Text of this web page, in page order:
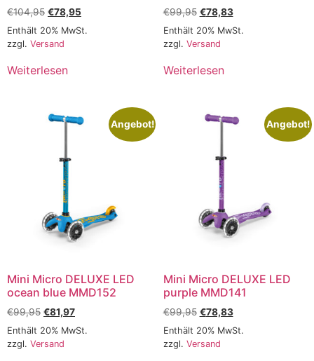
€104,95 €78,95
Enthält 20% MwSt.
zzgl. Versand
Weiterlesen
€99,95 €78,83
Enthält 20% MwSt.
zzgl. Versand
Weiterlesen
Angebot!
Mini Micro DELUXE LED
ocean blue MMD152
€99,95 €81,97
Enthält 20% MwSt.
zzgl. Versand
Angebot!
Mini Micro DELUXE LED
purple MMD141
€99,95 €78,83
Enthält 20% MwSt.
zzgl. Versand